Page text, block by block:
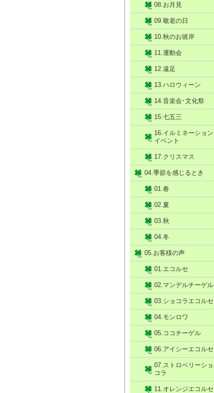
08.お月見
09.敬老の日
10.秋のお彼岸
11.運動会
12.遠足
13.ハロウィーン
14.音楽会･文化祭
15.七五三
16.イルミネーション
イベント
17.クリスマス
04.季節を感じるとき
01.春
02.夏
03.秋
04.冬
05.お客様の声
01.エコルセ
02.マンデルチーゲル
03.ショコラエコルセ
04.モンロワ
05.ココチーゲル
06.アイシーエコルセ
07.ストロベリーショ
コラ
11.オレンジエコルセ